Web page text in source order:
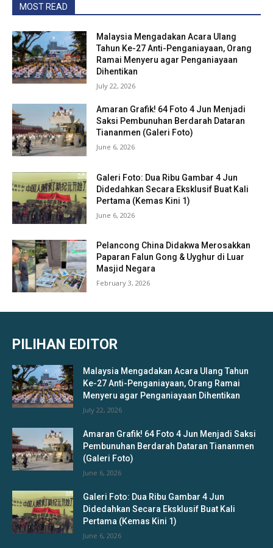
MOST READ
Malaysia Mengadakan Acara Ulang
Tahun Ke-27 Anti-Penganiayaan, Orang
Ramai Menyeru agar Penganiayaan
Dihentikan
July 22, 2026
Amaran Grafik! 64 Foto 4 Jun Menjadi
Saksi Pembunuhan Berdarah Dataran
Tiananmen (Galeri Foto)
June 6, 2026
Galeri Foto: Dua Ribu Gambar 4 Jun
Didedahkan Secara Eksklusif Buat Kali
Pertama (Kemas Kini 1)
June 6, 2026
Pelancong China Didakwa Merosakkan
Paparan Falun Gong & Uyghur di Luar
Masjid Negara
February 3, 2026
PILIHAN EDITOR
Malaysia Mengadakan Acara Ulang Tahun
Ke-27 Anti-Penganiayaan, Orang Ramai
Menyeru agar Penganiayaan Dihentikan
July 22, 2026
Amaran Grafik! 64 Foto 4 Jun Menjadi Saksi
Pembunuhan Berdarah Dataran Tiananmen
(Galeri Foto)
June 6, 2026
Galeri Foto: Dua Ribu Gambar 4 Jun
Didedahkan Secara Eksklusif Buat Kali
Pertama (Kemas Kini 1)
June 6, 2026